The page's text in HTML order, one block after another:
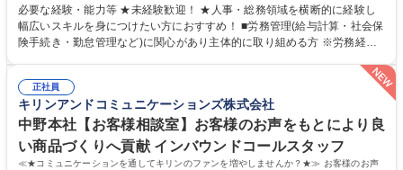
営を支えるゼネラリストをめざせます。 ・初期業務：労働時間管理、給与
計算、社会保険対応、福利厚生管理、安全衛生、健康経営推進等をお任せ
します。ご経験に応じて、休職者管理など、幅広く経験を積んでいただき
★メンバーがマンツーマンで丁寧に教えるため、ご経験が浅くても安心！
幅広く経験を積みたい意欲がある方に最適な環境です。 募集職種 【総
務・人事】未経験歓迎/日立グループ/組織運営を支えるゼネラリストを目
指す
必要な経験・能力等 ★未経験歓迎！ ★人事・総務領域を横断的に経験し
幅広いスキルを身につけたい方におすすめ！ ■労務管理(給与計算・社会保
険手続き・勤怠管理など)に関心があり主体的に取り組める方 ※労務経験
マネジメント職として活躍したい 【尚可】■人事、労務、採用、教育業務
のご経験 ■労務管理（給与計算・社会保険手続き・勤怠管理など）の経験
■衛生管理者の資格をお持ちの方 学歴・資格 学歴：大学院 大学 高専 短大
専修学校 高校 語学力： 資格：
正社員
キリンアンドコミュニケーションズ株式会社
中野本社【お客様相談室】お客様のお声をもとにより良
い商品づくりへ貢献 インバウンドコールスタッフ
≪★コミュニケーションを通してキリンのファンを増やしませんか？★≫ お客様のお声